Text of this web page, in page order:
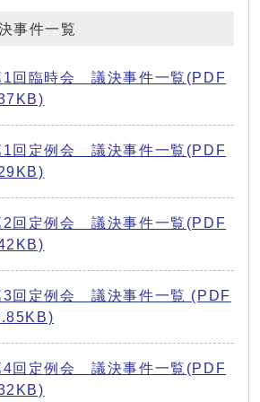
事件一覧
1回臨時会 議決事件一覧(PDF
1回定例会 議決事件一覧(PDF
2回定例会 議決事件一覧(PDF
3回定例会 議決事件一覧 (PDF
4回定例会 議決事件一覧(PDF